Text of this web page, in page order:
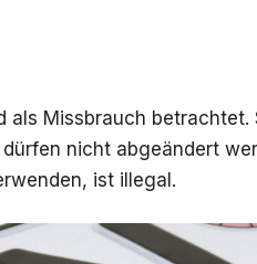
als Missbrauch betrachtet.
dürfen nicht abgeändert
ist illegal.